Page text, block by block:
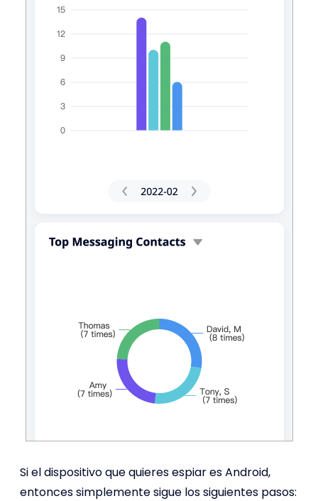
Si el dispositivo que quieres espiar es Android,
entonces simplemente sigue los siguientes pasos: